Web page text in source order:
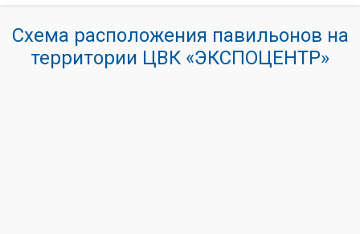
Схема расположения павильонов на
территории ЦВК «ЭКСПОЦЕНТР»